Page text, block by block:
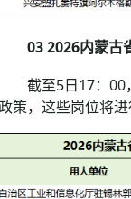
2026内蒙古省
至5日17：00，
策，这些岗位将进